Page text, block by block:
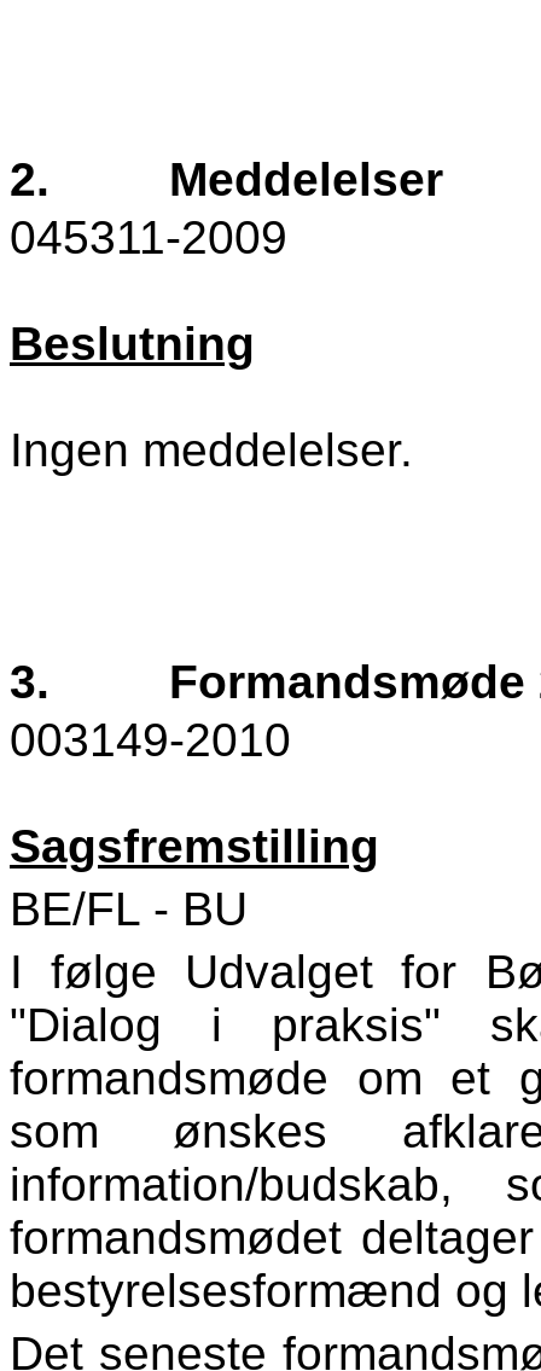
2.
Meddelelser
045311-2009
Beslutning
Ingen meddelelser.
3.
Formandsmøde
003149-2010
Sagsfremstilling
BE/FL - BU
I følge Udvalget for
"Dialog i praksis"
formandsmøde om et
som ønskes
information/
formandsmødet
bestyrelsesformænd og
Det seneste